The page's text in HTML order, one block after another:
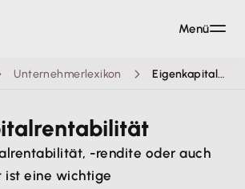
Unternehmerlexikon Eigenkapitalrentabilität
-rendite oder auch
ist eine wichtige
Menü